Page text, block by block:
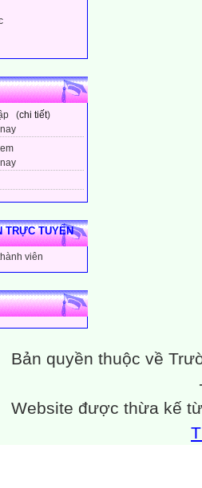
(chi tiết)
TRỰC TUYẾN
viên
Bản quyền thuộc về
Website được thừa kế